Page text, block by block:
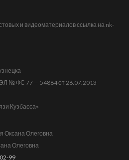
и видеоматериалов ссылка на nk-
№ ФС 77 — 54884 от 26.07.2013
Кузбасса»
Оксана Олеговна
Олеговна
99